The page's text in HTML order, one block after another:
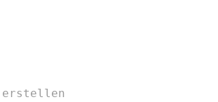
erstellen